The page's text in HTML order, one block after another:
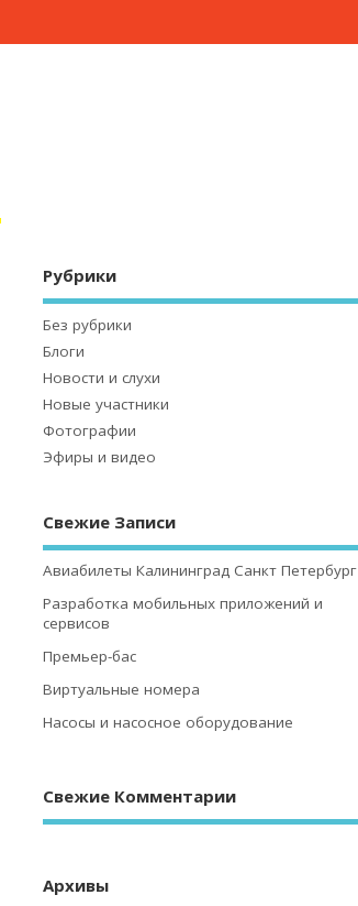
Рубрики
Без рубрики
Блоги
Новости и слухи
Новые участники
Фотографии
Эфиры и видео
Свежие Записи
Авиабилеты Калининград Санкт Петербург
Разработка мобильных приложений и
сервисов
Премьер-бас
Виртуальные номера
Насосы и насосное оборудование
Свежие Комментарии
Архивы